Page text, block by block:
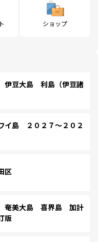
ショップ
豆大島 利島（伊豆諸
島 ２０２７～２０２
区
奄美大島 喜界島 加計
版